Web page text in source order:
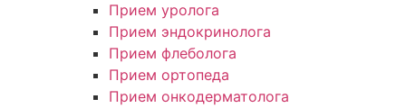
Прием уролога
Прием эндокринолога
Прием флеболога
Прием ортопеда
Прием онкодерматолога